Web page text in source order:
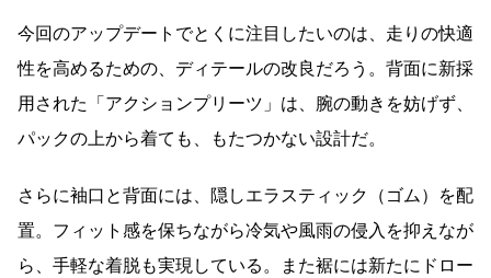
今回のアップデートでとくに注目したいのは、走りの快適
性を高めるための、ディテールの改良だろう。背面に新採
用された「アクションプリーツ」は、腕の動きを妨げず、
パックの上から着ても、もたつかない設計だ。
さらに袖口と背面には、隠しエラスティック（ゴム）を配
置。フィット感を保ちながら冷気や風雨の侵入を抑えなが
ら、手軽な着脱も実現している。また裾には新たにドロー